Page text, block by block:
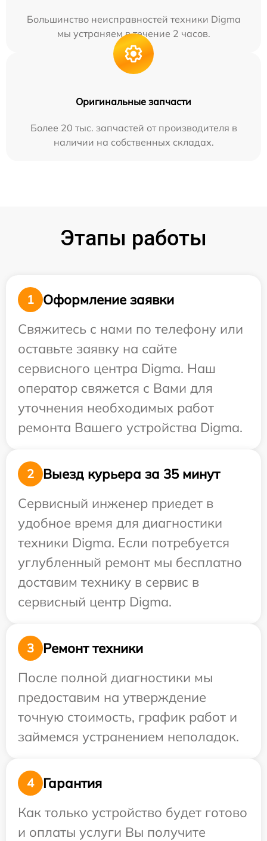
Большинство неисправностей техники Digma
мы устраняем в течение 2 часов.
Оригинальные запчасти
Более 20 тыс. запчастей от производителя в
наличии на собственных складах.
Этапы работы
1
Оформление заявки
Свяжитесь с нами по телефону или
оставьте заявку на сайте
сервисного центра Digma. Наш
оператор свяжется с Вами для
уточнения необходимых работ
ремонта Вашего устройства Digma.
2
Выезд курьера за 35 минут
Сервисный инженер приедет в
удобное время для диагностики
техники Digma. Если потребуется
углубленный ремонт мы бесплатно
доставим технику в сервис в
сервисный центр Digma.
3
Ремонт техники
После полной диагностики мы
предоставим на утверждение
точную стоимость, график работ и
займемся устранением неполадок.
4
Гарантия
Как только устройство будет готово
и оплаты услуги Вы получите